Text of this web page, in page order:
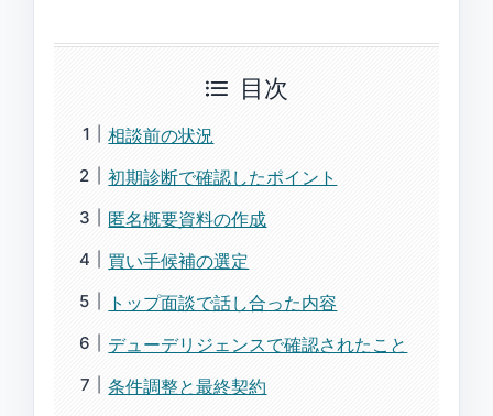
目次
相談前の状況
初期診断で確認したポイント
匿名概要資料の作成
買い手候補の選定
トップ面談で話し合った内容
デューデリジェンスで確認されたこと
条件調整と最終契約